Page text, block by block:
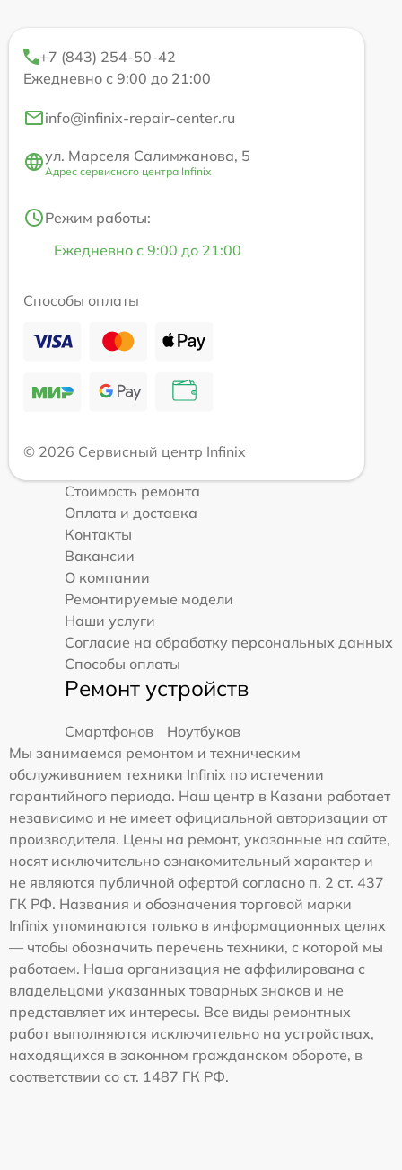
+7 (843) 254-50-42
Ежедневно с 9:00 до 21:00
info@infinix-repair-center.ru
ул. Марселя Салимжанова, 5
Адрес сервисного центра Infinix
Режим работы:
Ежедневно с 9:00 до 21:00
Способы оплаты
© 2026 Сервисный центр Infinix
Стоимость ремонта
Оплата и доставка
Контакты
Вакансии
О компании
Ремонтируемые модели
Наши услуги
Согласие на обработку персональных данных
Способы оплаты
Ремонт устройств
Смартфонов
Ноутбуков
Мы занимаемся ремонтом и техническим
обслуживанием техники Infinix по истечении
гарантийного периода. Наш центр в Казани работает
независимо и не имеет официальной авторизации от
производителя. Цены на ремонт, указанные на сайте,
носят исключительно ознакомительный характер и
не являются публичной офертой согласно п. 2 ст. 437
ГК РФ. Названия и обозначения торговой марки
Infinix упоминаются только в информационных целях
— чтобы обозначить перечень техники, с которой мы
работаем. Наша организация не аффилирована с
владельцами указанных товарных знаков и не
представляет их интересы. Все виды ремонтных
работ выполняются исключительно на устройствах,
находящихся в законном гражданском обороте, в
соответствии со ст. 1487 ГК РФ.